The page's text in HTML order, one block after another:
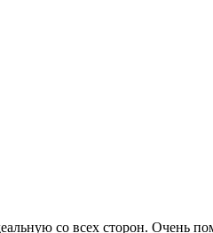
со всех сторон. Очень